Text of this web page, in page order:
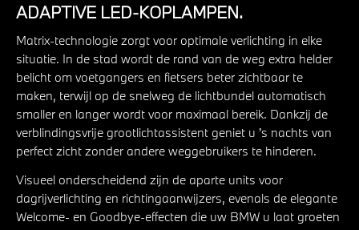
ADAPTIVE LED-KOPLAMPEN.
Matrix-technologie zorgt voor optimale verlichting in elke
situatie. In de stad wordt de rand van de weg extra helder
belicht om voetgangers en fietsers beter zichtbaar te
maken, terwijl op de snelweg de lichtbundel automatisch
smaller en langer wordt voor maximaal bereik. Dankzij de
verblindingsvrije grootlichtassistent geniet u ’s nachts van
perfect zicht zonder andere weggebruikers te hinderen.
Visueel onderscheidend zijn de aparte units voor
dagrijverlichting en richtingaanwijzers, evenals de elegante
Welcome- en Goodbye-effecten die uw BMW u laat groeten